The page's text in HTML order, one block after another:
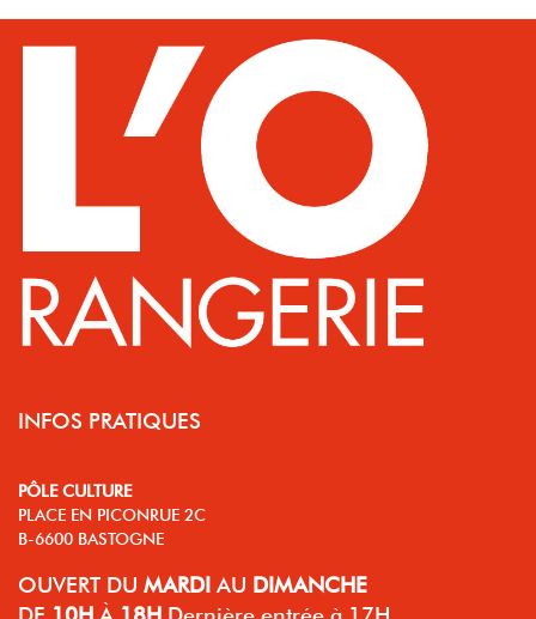
INFOS PRATIQUES
PÔLE CULTURE
PLACE EN PICONRUE 2C
B-6600 BASTOGNE
OUVERT DU MARDI AU DIMANCHE
DE 10H À 18H Dernière entrée à 17H